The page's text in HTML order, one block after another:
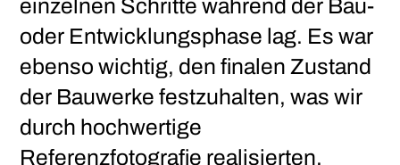
jobs
contact
einzelnen Schritte während der Bau-
oder Entwicklungsphase lag. Es war
ebenso wichtig, den finalen Zustand
der Bauwerke festzuhalten, was wir
durch hochwertige
Referenzfotografie realisierten.